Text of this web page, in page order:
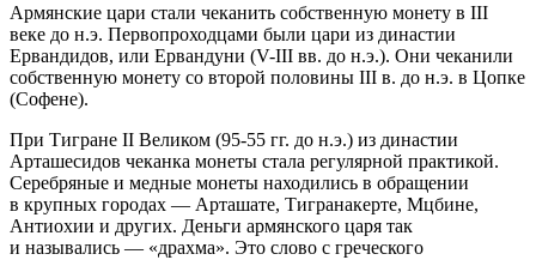
Армянские цари стали чеканить собственную монету в III
веке до н.э. Первопроходцами были цари из династии
Ервандидов, или Ервандуни (V-III вв. до н.э.). Они чеканили
собственную монету со второй половины III в. до н.э. в Цопке
(Софене).
При Тигране II Великом (95-55 гг. до н.э.) из династии
Арташесидов чеканка монеты стала регулярной практикой.
Серебряные и медные монеты находились в обращении
в крупных городах — Арташате, Тигранакерте, Мцбине,
Антиохии и других. Деньги армянского царя так
и назывались — «драхма». Это слово с греческого